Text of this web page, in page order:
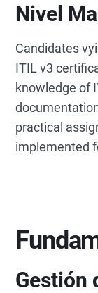
Nivel
Candidates
ITIL v3
knowledge of
practical
implemented
Gestión